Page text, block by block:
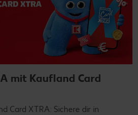
mit Kaufland Card
Card XTRA: Sichere dir in